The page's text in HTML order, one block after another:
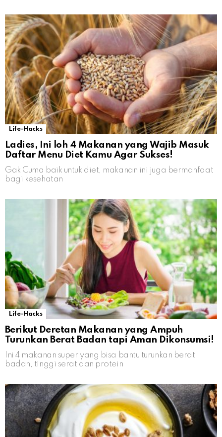
Life-Hacks
Ladies, Ini loh 4 Makanan yang Wajib Masuk
Daftar Menu Diet Kamu Agar Sukses!
Gak Cuma baik untuk diet, makanan ini juga bermanfaat
bagi kesehatan
Life-Hacks
Berikut Deretan Makanan yang Ampuh
Turunkan Berat Badan tapi Aman Dikonsumsi!
Ini 4 makanan super yang bisa bantu turunkan berat
badan, tinggi serat dan protein